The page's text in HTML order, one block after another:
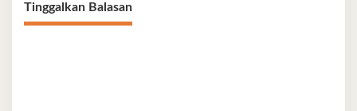
Tinggalkan Balasan